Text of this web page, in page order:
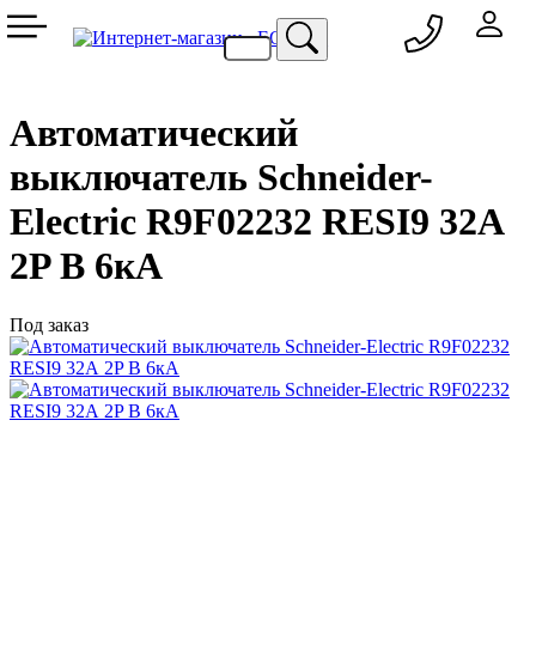
Автоматический
выключатель Schneider-
Electric R9F02232 RESI9 32А
2P В 6кА
Под заказ